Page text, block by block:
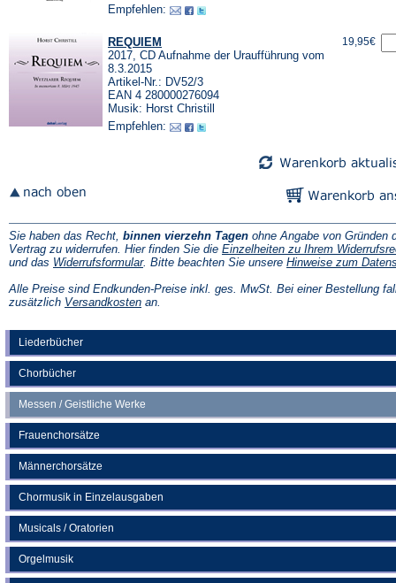
Liederbücher
Chorbücher
Messen / Geistliche Werke
Frauenchorsätze
Männerchorsätze
Chormusik in Einzelausgaben
Musicals / Oratorien
Orgelmusik
Empfehlen:
REQUIEM
2017, CD Aufnahme der Uraufführung vom
8.3.2015
Artikel-Nr.: DV52/3
EAN 4 280000276094
Musik: Horst Christill
Empfehlen:
19,95€
Sie haben das Recht, binnen vierzehn Tagen ohne Angabe von Gründen
Vertrag zu widerrufen. Hier finden Sie die Einzelheiten zu Ihrem
und das Widerrufsformular(Öffnet
einem
neuen
. Bitte beachten Sie unsere Hinweise zum
Alle Preise sind Endkunden-Preise inkl. ges. MwSt. Bei einer Bestellung
zusätzlich Versandkosten(Öffnet
an.